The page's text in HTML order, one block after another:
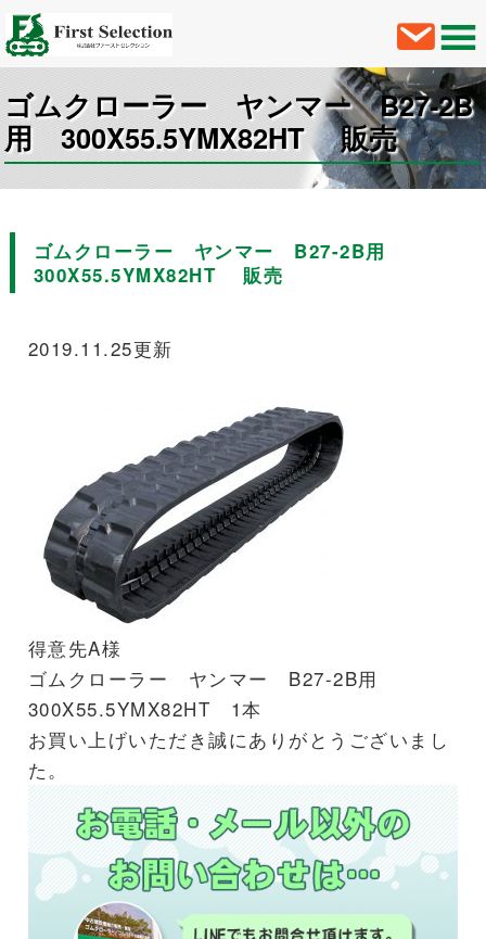
ゴムクローラー ヤンマー B27-2B
用 300X55.5YMX82HT 販売
ゴムクローラー ヤンマー B27-2B用
300X55.5YMX82HT 販売
2019.11.25更新
得意先A様
ゴムクローラー ヤンマー B27-2B用
300X55.5YMX82HT 1本
お買い上げいただき誠にありがとうございまし
た。